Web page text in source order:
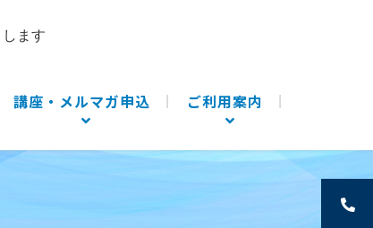
ます
講座・メルマガ申込 ご利用案内